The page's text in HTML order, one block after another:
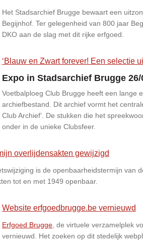
Het Stadsarchief Brugge bewaart een
Begijnhof. Ter gelegenheid van 800 jaar
DKO aan de slag met dit rijke erfgoed.
‘Blauw en Zwart forever! Een selectie
Expo in Stadsarchief Brugge 26/
Voetbalploeg Club Brugge heeft een lange
archiefbestand. Dit archief vormt het
Club Archief’. De stukken die het
onder in de unieke Clubsfeer.
overlijdensakten gewijzigd
is de openbaarheidstermijn van
tot en met 1949 openbaar.
Website erfgoedbrugge.be vernieuwd
Erfgoed Brugge , de virtuele verzamelplek
vernieuwd. Het zoeken op dit stedelijk